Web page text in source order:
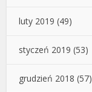
luty 2019 (49)
styczeń 2019 (53)
grudzień 2018 (57)